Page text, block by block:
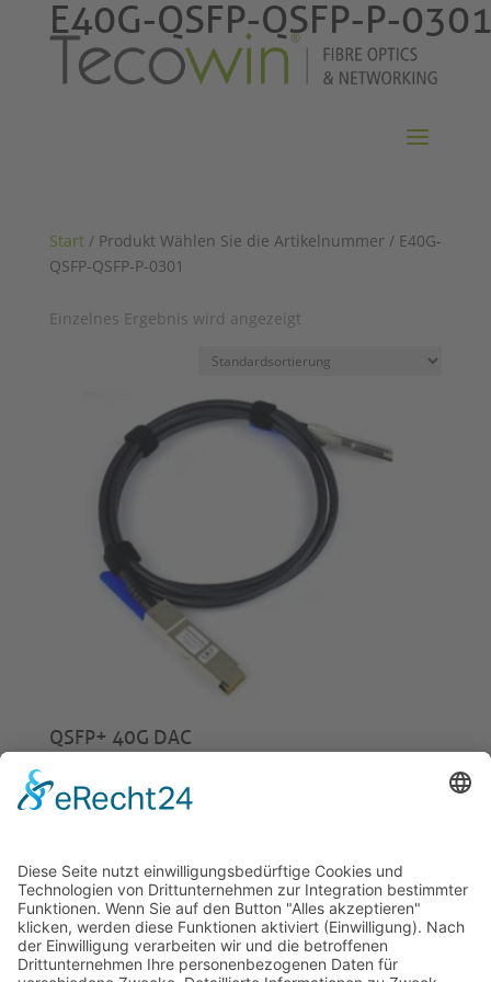
Start/ Produkt Wählen Sie die Artikelnummer / E40G-
QSFP-QSFP-P-0301
E40G-QSFP-QSFP-P-
Einzelnes Ergebnis wird angezeigt
QSFP+ 40G DAC
ab
© 2026 Tecowin GmbH |Impressum|Datenschutz
| Widerrufsrecht|AGB| Gewährleistung|RMA